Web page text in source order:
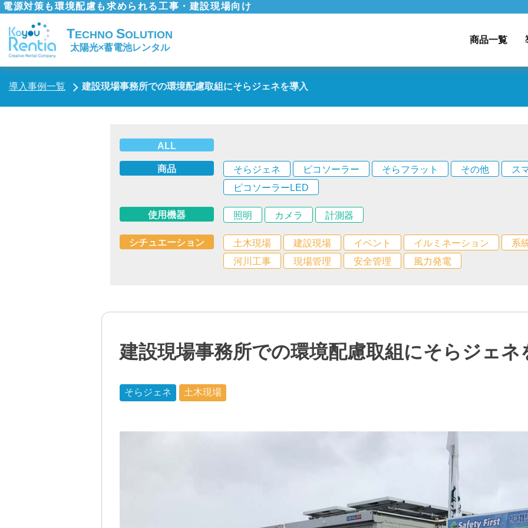
電源対策も環境配慮も求められる工事・建設現場向け
TECHNO SOLUTION
太陽光×蓄電池レンタル
商品一覧
導入事例一覧 建設現場事務所での環境配慮取組にそらジェネを導入
ALL
商品 そらジェネ ピコソーラー そらフラット その他
ス
ピコソーラーLED
使用機器 照明 カメラ 計測器
シチュエーション 土木現場 建設現場 イベント イルミネーション
系
河川工事
現場管理 安全管理 風力発電
建設現場事務所での環境配慮取組にそらジェネ
そらジェネ 土木現場